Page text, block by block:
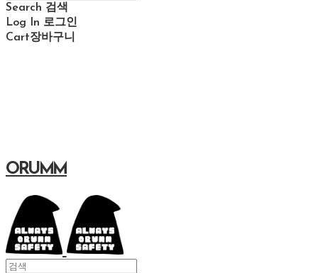
Search 검색
Log In 로그인
Cart장바구니
ORUMM